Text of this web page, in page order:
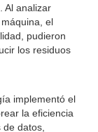
Al analizar
el
pudieron
los residuos
implementó el
la eficiencia
datos,